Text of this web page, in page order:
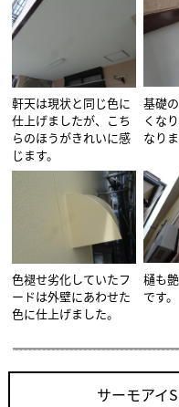
軒天は現状と同じ色に
仕上げましたが、こち
らのほうがきれいに感
じます。
基礎
くな
なり
色褪せ劣化していたフ
ードは外壁にあわせた
色に仕上げました。
樋も
です。
サーモアイ